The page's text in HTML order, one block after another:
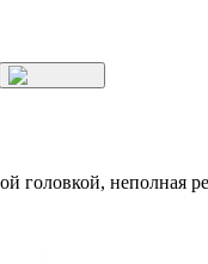
головкой, неполная